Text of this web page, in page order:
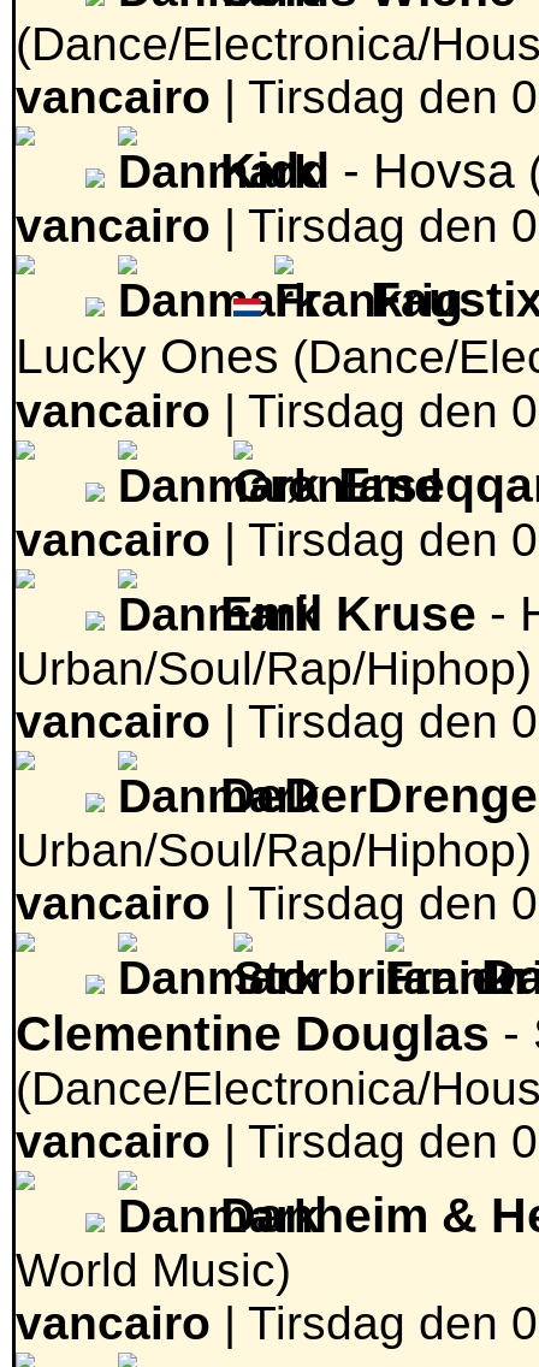
(Dance/Electronica/
vancairo | Tirsdag den
Kidd - Hovsa
vancairo | Tirsdag den
Lucky Ones (Dance/
vancairo | Tirsdag den
vancairo | Tirsdag den
Emil Kruse -
Urban/Soul/Rap/Hiphop)
vancairo | Tirsdag den
DeDerDrenge
Urban/Soul/Rap/Hiphop)
vancairo | Tirsdag den
Clementine Douglas -
(Dance/Electronica/
vancairo | Tirsdag den
Danheim &
World Music)
vancairo | Tirsdag den